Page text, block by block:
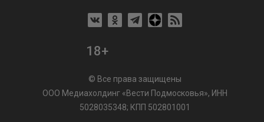
18+
© Все права защищены
ООО Медиахолдинг «Вести Подмосковья», ИНН
5028035348; КПП 502801001